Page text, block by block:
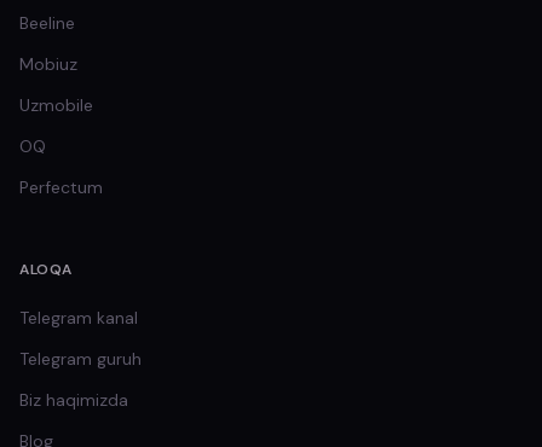
Beeline
Mobiuz
Uzmobile
OQ
Perfectum
ALOQA
Telegram kanal
Telegram guruh
Biz haqimizda
Blog